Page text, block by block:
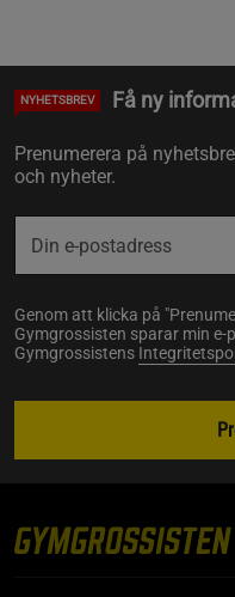
NYHETSBREV Få ny
Prenumerera på
och nyheter.
Genom att klicka på
Gymgrossisten sparar min e-
Gymgrossistens